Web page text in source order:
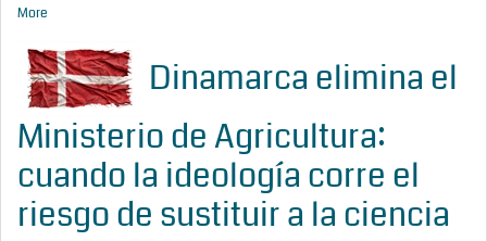
More
Dinamarca elimina el
Ministerio de Agricultura:
cuando la ideología corre el
riesgo de sustituir a la ciencia